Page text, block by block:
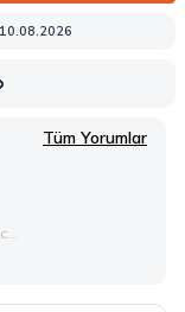
Tüm Yorumlar